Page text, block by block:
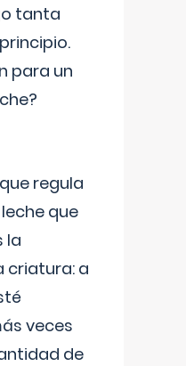
tanta
para un
regula
que
la
criatura: a
veces
de